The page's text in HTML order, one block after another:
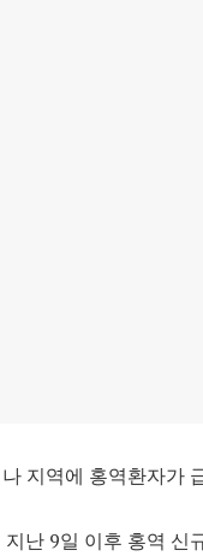
지역에 홍역환자가
난 9일 이후 홍역